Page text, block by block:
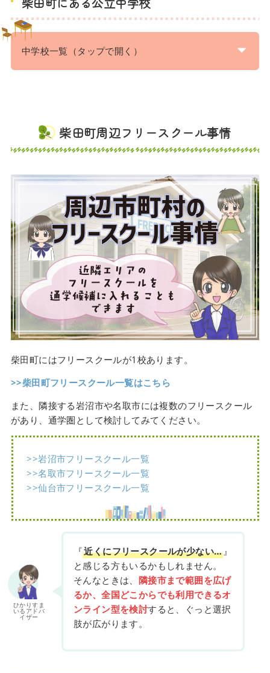
中学校一覧（タップで開く）
柴田町周辺フリースクール事情
柴田町にはフリースクールが1校あります。
>>柴田町フリースクール一覧はこちら
また、隣接する岩沼市や名取市には複数のフリースクール
があり、通学圏として検討してみてください。
>>岩沼市フリースクール一覧
>>名取市フリースクール一覧
>>仙台市フリースクール一覧
ひかりすま
いるアドバ
イザー
『近くにフリースクールが少ない…』
と感じる方もいるかもしれません。
そんなときは、 隣接市まで範囲を広げ
るか、全国どこからでも利用できるオ
ンライン型を検討すると、ぐっと選択
肢が広がります。